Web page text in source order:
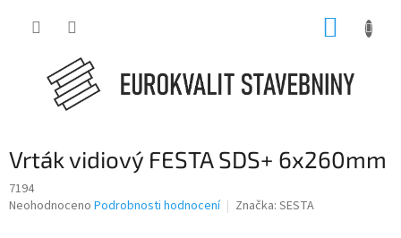
Vrták vidiový FESTA SDS+ 6x260mm
7194
Průměrné
Neohodnoceno Podrobnosti hodnocení Značka: SESTA